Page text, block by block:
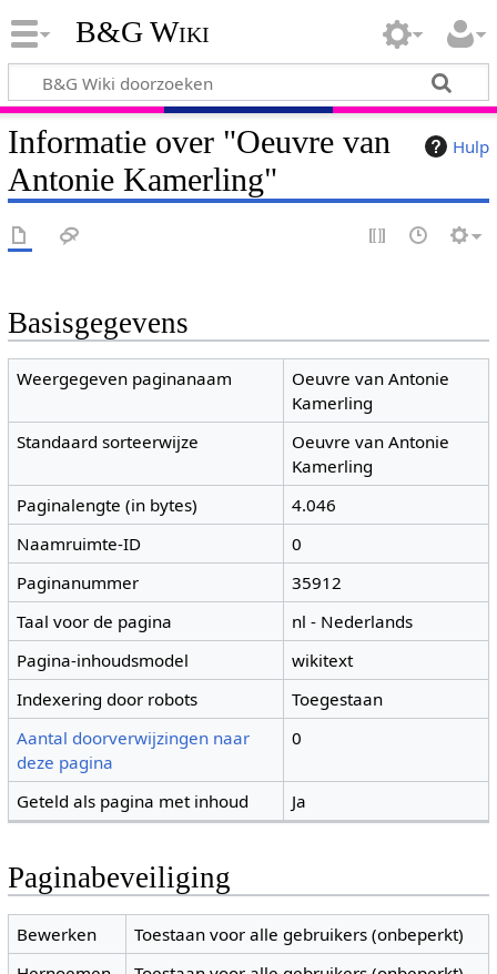
B&G Wiki
Hulp
Informatie over "Oeuvre van
Antonie Kamerling"
Basisgegevens
Weergegeven paginanaam
Oeuvre van Antonie
Kamerling
Standaard sorteerwijze
Oeuvre van Antonie
Kamerling
Paginalengte (in bytes)
4.046
Naamruimte-ID
0
Paginanummer
35912
Taal voor de pagina
nl - Nederlands
Pagina-inhoudsmodel
wikitext
Indexering door robots
Toegestaan
Aantal doorverwijzingen naar
deze pagina
0
Geteld als pagina met inhoud Ja
Paginabeveiliging
Bewerken
Toestaan voor alle gebruikers (onbeperkt)